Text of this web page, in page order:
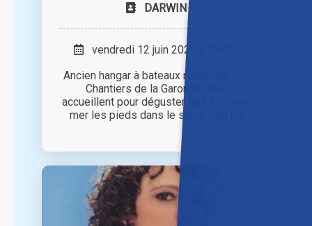
DARWIN
vendredi 12 juin 2026 à 16h00
Ancien hangar à bateaux réhabilité, les
Chantiers de la Garonne nous
accueillent pour déguster des fruits de
mer les pieds dans le sable, loin [...]